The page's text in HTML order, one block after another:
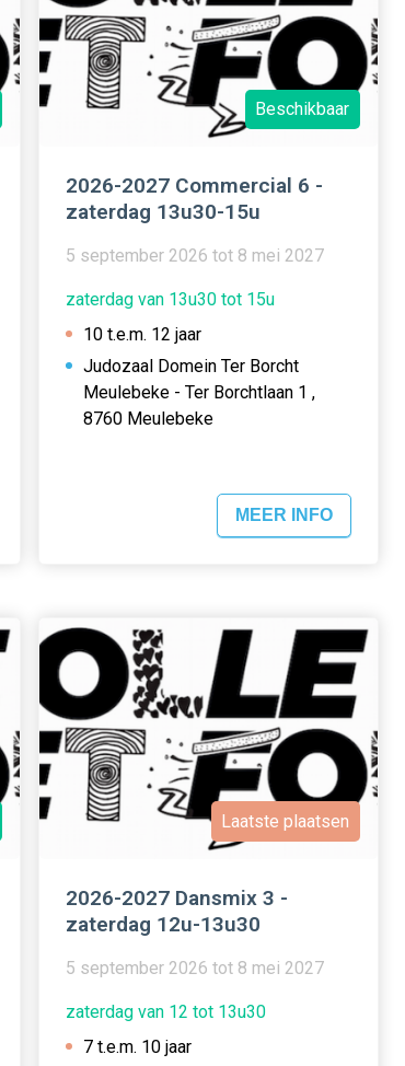
Beschikbaar
2026-2027 Commercial 6 -
zaterdag 13u30-15u
5 september 2026 tot 8 mei 2027
zaterdag van 13u30 tot 15u
10 t.e.m. 12 jaar
Judozaal Domein Ter Borcht
Meulebeke - Ter Borchtlaan 1 ,
8760 Meulebeke
MEER INFO
Laatste plaatsen
2026-2027 Dansmix 3 -
zaterdag 12u-13u30
5 september 2026 tot 8 mei 2027
zaterdag van 12 tot 13u30
7 t.e.m. 10 jaar